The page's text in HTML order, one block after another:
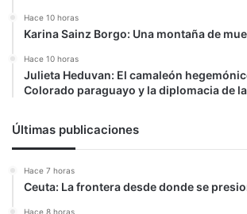
Hace 10 horas
Karina Sainz Borgo: Una montaña de
Hace 10 horas
Julieta Heduvan: El camaleón
Colorado paraguayo y la diplomacia de
Últimas publicaciones
Hace 7 horas
Ceuta: La frontera desde donde se
Hace 8 horas